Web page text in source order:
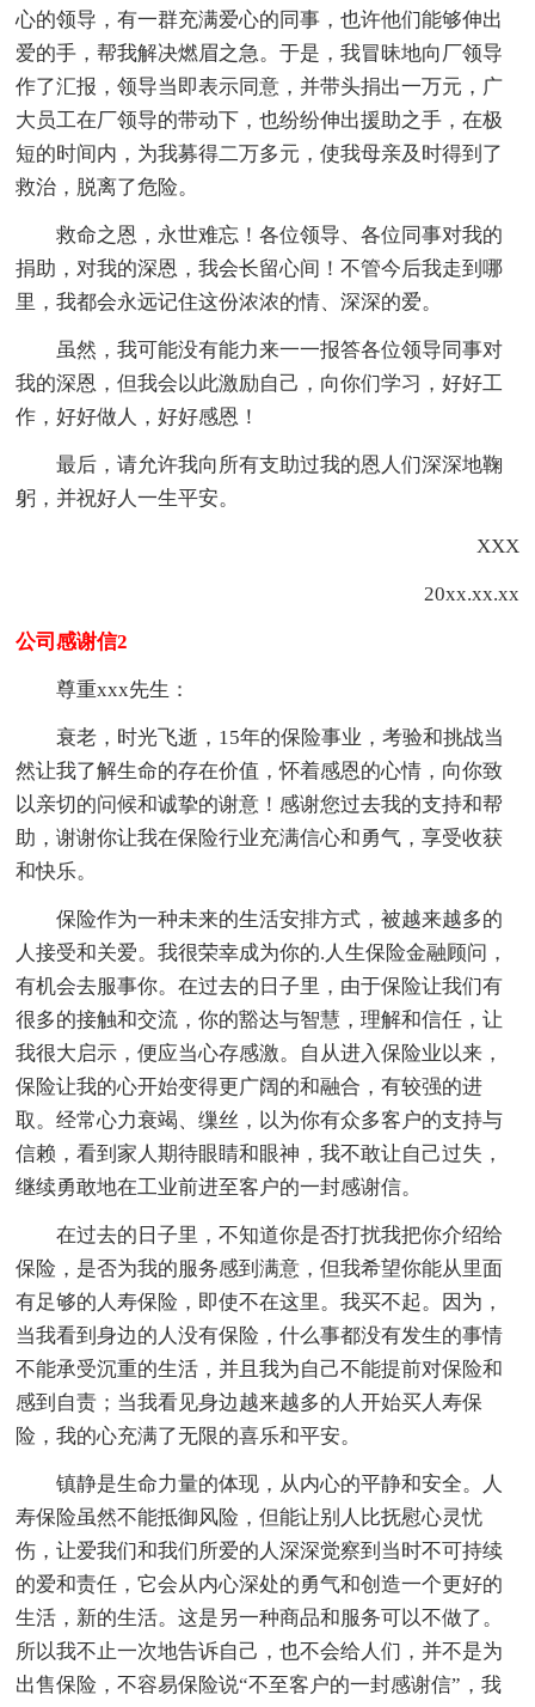
心的领导，有一群充满爱心的同事，也许他们能够伸出
爱的手，帮我解决燃眉之急。于是，我冒昧地向厂领导
作了汇报，领导当即表示同意，并带头捐出一万元，广
大员工在厂领导的带动下，也纷纷伸出援助之手，在极
短的时间内，为我募得二万多元，使我母亲及时得到了
救治，脱离了危险。
救命之恩，永世难忘！各位领导、各位同事对我的
捐助，对我的深恩，我会长留心间！不管今后我走到哪
里，我都会永远记住这份浓浓的情、深深的爱。
虽然，我可能没有能力来一一报答各位领导同事对
我的深恩，但我会以此激励自己，向你们学习，好好工
作，好好做人，好好感恩！
最后，请允许我向所有支助过我的恩人们深深地鞠
躬，并祝好人一生平安。
XXX
20xx.xx.xx
公司感谢信2
尊重xxx先生：
衰老，时光飞逝，15年的保险事业，考验和挑战当
然让我了解生命的存在价值，怀着感恩的心情，向你致
以亲切的问候和诚挚的谢意！感谢您过去我的支持和帮
助，谢谢你让我在保险行业充满信心和勇气，享受收获
和快乐。
保险作为一种未来的生活安排方式，被越来越多的
人接受和关爱。我很荣幸成为你的.人生保险金融顾问，
有机会去服事你。在过去的日子里，由于保险让我们有
很多的接触和交流，你的豁达与智慧，理解和信任，让
我很大启示，便应当心存感激。自从进入保险业以来，
保险让我的心开始变得更广阔的和融合，有较强的进
取。经常心力衰竭、缫丝，以为你有众多客户的支持与
信赖，看到家人期待眼睛和眼神，我不敢让自己过失，
继续勇敢地在工业前进至客户的一封感谢信。
在过去的日子里，不知道你是否打扰我把你介绍给
保险，是否为我的服务感到满意，但我希望你能从里面
有足够的人寿保险，即使不在这里。我买不起。因为，
当我看到身边的人没有保险，什么事都没有发生的事情
不能承受沉重的生活，并且我为自己不能提前对保险和
感到自责；当我看见身边越来越多的人开始买人寿保
险，我的心充满了无限的喜乐和平安。
镇静是生命力量的体现，从内心的平静和安全。人
寿保险虽然不能抵御风险，但能让别人比抚慰心灵忧
伤，让爱我们和我们所爱的人深深觉察到当时不可持续
的爱和责任，它会从内心深处的勇气和创造一个更好的
生活，新的生活。这是另一种商品和服务可以不做了。
所以我不止一次地告诉自己，也不会给人们，并不是为
出售保险，不容易保险说“不至客户的一封感谢信”，我